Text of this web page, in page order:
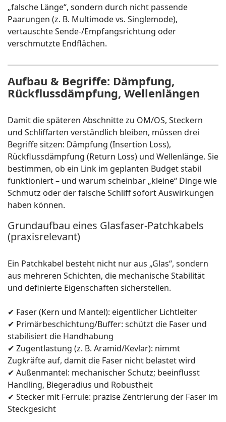
„falsche Länge“, sondern durch nicht passende
Paarungen (z. B. Multimode vs. Singlemode),
vertauschte Sende-/Empfangsrichtung oder
verschmutzte Endflächen.
Aufbau & Begriffe: Dämpfung,
Rückflussdämpfung, Wellenlängen
Damit die späteren Abschnitte zu OM/OS, Steckern
und Schliffarten verständlich bleiben, müssen drei
Begriffe sitzen: Dämpfung (Insertion Loss),
Rückflussdämpfung (Return Loss) und Wellenlänge. Sie
bestimmen, ob ein Link im geplanten Budget stabil
funktioniert – und warum scheinbar „kleine“ Dinge wie
Schmutz oder der falsche Schliff sofort Auswirkungen
haben können.
Grundaufbau eines Glasfaser-Patchkabels
(praxisrelevant)
Ein Patchkabel besteht nicht nur aus „Glas“, sondern
aus mehreren Schichten, die mechanische Stabilität
und definierte Eigenschaften sicherstellen.
✔ Faser (Kern und Mantel): eigentlicher Lichtleiter
✔ Primärbeschichtung/Buffer: schützt die Faser und
stabilisiert die Handhabung
✔ Zugentlastung (z. B. Aramid/Kevlar): nimmt
Zugkräfte auf, damit die Faser nicht belastet wird
✔ Außenmantel: mechanischer Schutz; beeinflusst
Handling, Biegeradius und Robustheit
✔ Stecker mit Ferrule: präzise Zentrierung der Faser im
Steckgesicht